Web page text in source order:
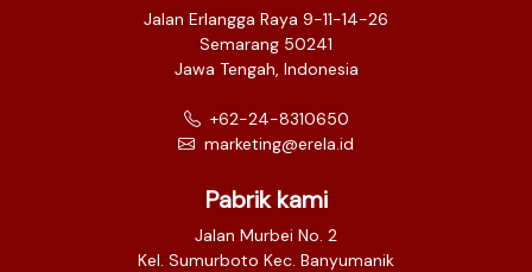
Jalan Erlangga Raya 9-11-14-26
Semarang 50241
Jawa Tengah, Indonesia
+62-24-8310650
marketing@erela.id
Pabrik kami
Jalan Murbei No. 2
Kel. Sumurboto Kec. Banyumanik